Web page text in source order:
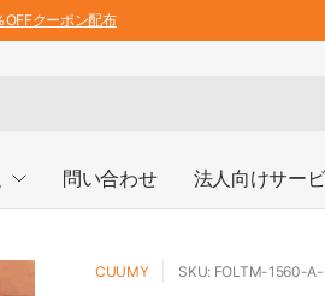
クーポン配布
問い合わせ 法人向けサー
CUUMY SKU: FOLTM-1560-A-